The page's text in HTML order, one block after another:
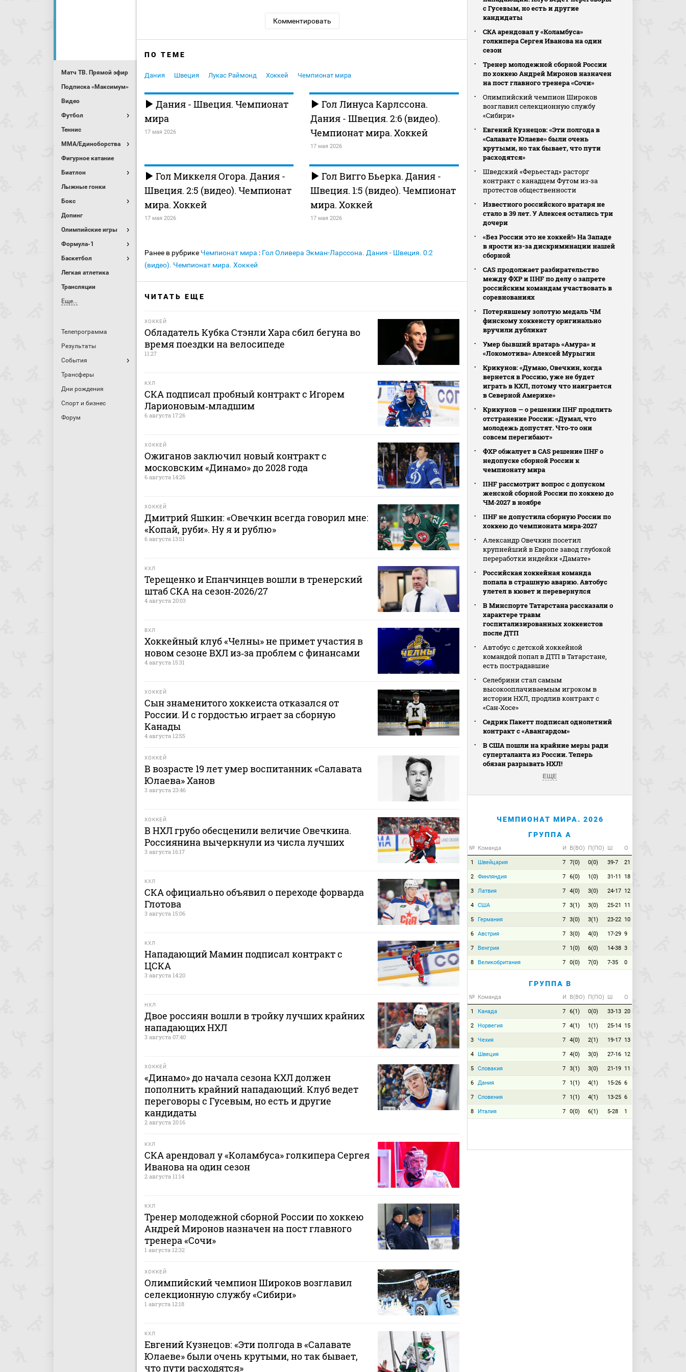
Матч ТВ. Прямой эфир
Подписка «Максимум»
Видео
Футбол
Теннис
MMA/Единоборства
Фигурное катание
Биатлон
Лыжные гонки
Бокс
Допинг
Олимпийские игры
Формула-1
Баскетбол
Легкая атлетика
Трансляции
Еще...
Телепрограмма
Результаты
События
Трансферы
Дни рождения
Спорт и бизнес
Форум
Комментировать
ПО ТЕМЕ
Дания Швеция Лукас Раймонд Хоккей Чемпионат мира
Дания - Швеция. Чемпионат
мира
17 мая 2026
Гол Линуса Карлссона.
Дания - Швеция. 2:6 (видео).
Чемпионат мира. Хоккей
17 мая 2026
Гол Миккеля Огора. Дания -
Швеция. 2:5 (видео). Чемпионат
мира. Хоккей
17 мая 2026
Гол Вигго Бьерка. Дания -
Швеция. 1:5 (видео). Чемпионат
мира. Хоккей
17 мая 2026
Ранее в рубрике Чемпионат мира : Гол Оливера Экман-Ларссона. Дания - Швеция. 0:2
(видео). Чемпионат мира. Хоккей
ЧИТАТЬ ЕЩЕ
ХОККЕЙ
Обладатель Кубка Стэнли Хара сбил бегуна во
время поездки на велосипеде
11:27
КХЛ
СКА подписал пробный контракт с Игорем
Ларионовым‑младшим
6 августа 17:26
ХОККЕЙ
Ожиганов заключил новый контракт с
московским «Динамо» до 2028 года
6 августа 14:26
ХОККЕЙ
Дмитрий Яшкин: «Овечкин всегда говорил мне:
«Копай, руби». Ну я и рублю»
6 августа 13:51
КХЛ
Терещенко и Епанчинцев вошли в тренерский
штаб СКА на сезон‑2026/27
4 августа 20:03
ВХЛ
Хоккейный клуб «Челны» не примет участия в
новом сезоне ВХЛ из‑за проблем с финансами
4 августа 15:31
ХОККЕЙ
Сын знаменитого хоккеиста отказался от
России. И с гордостью играет за сборную
Канады
4 августа 12:55
ХОККЕЙ
В возрасте 19 лет умер воспитанник «Салавата
Юлаева» Ханов
3 августа 23:46
ХОККЕЙ
В НХЛ грубо обесценили величие Овечкина.
Россиянина вычеркнули из числа лучших
3 августа 16:17
КХЛ
СКА официально объявил о переходе форварда
Глотова
3 августа 15:06
КХЛ
Нападающий Мамин подписал контракт с
ЦСКА
3 августа 14:20
НХЛ
Двое россиян вошли в тройку лучших крайних
нападающих НХЛ
3 августа 07:40
ХОККЕЙ
«Динамо» до начала сезона КХЛ должен
пополнить крайний нападающий. Клуб ведет
переговоры с Гусевым, но есть и другие
кандидаты
2 августа 20:16
КХЛ
СКА арендовал у «Коламбуса» голкипера Сергея
Иванова на один сезон
2 августа 11:14
КХЛ
Тренер молодежной сборной России по хоккею
Андрей Миронов назначен на пост главного
тренера «Сочи»
1 августа 12:32
ХОККЕЙ
Олимпийский чемпион Широков возглавил
селекционную службу «Сибири»
1 августа 12:18
КХЛ
Евгений Кузнецов: «Эти полгода в «Салавате
Юлаеве» были очень крутыми, но так бывает,
что пути расходятся»
с Гусевым, но есть и другие
кандидаты
СКА арендовал у «Коламбуса»
голкипера Сергея Иванова на один
сезон
Тренер молодежной сборной России
по хоккею Андрей Миронов назначен
на пост главного тренера «Сочи»
Олимпийский чемпион Широков
возглавил селекционную службу
«Сибири»
Евгений Кузнецов: «Эти полгода в
«Салавате Юлаеве» были очень
крутыми, но так бывает, что пути
расходятся»
Шведский «Ферьестад» расторг
контракт с канадцем Футом из‑за
протестов общественности
Известного российского вратаря не
стало в 39 лет. У Алексея остались три
дочери
«Без России это не хоккей!» На Западе
в ярости из-за дискриминации нашей
сборной
CAS продолжает разбирательство
между ФХР и IIHF по делу о запрете
российским командам участвовать в
соревнованиях
Потерявшему золотую медаль ЧМ
финскому хоккеисту оригинально
вручили дубликат
Умер бывший вратарь «Амура» и
«Локомотива» Алексей Мурыгин
Крикунов: «Думаю, Овечкин, когда
вернется в Россию, уже не будет
играть в КХЛ, потому что наиграется
в Северной Америке»
Крикунов — о решении IIHF продлить
отстранение России: «Думал, что
молодежь допустят. Что‑то они
совсем перегибают»
ФХР обжалует в CAS решение IIHF о
недопуске сборной России к
чемпионату мира
IIHF рассмотрит вопрос с допуском
женской сборной России по хоккею до
ЧМ‑2027 в ноябре
IIHF не допустила сборную России по
хоккею до чемпионата мира‑2027
Александр Овечкин посетил
крупнейший в Европе завод глубокой
переработки индейки «Дамате»
Российская хоккейная команда
попала в страшную аварию. Автобус
улетел в кювет и перевернулся
В Минспорте Татарстана рассказали о
характере травм
госпитализированных хоккеистов
после ДТП
Автобус с детской хоккейной
командой попал в ДТП в Татарстане,
есть пострадавшие
Селебрини стал самым
высокооплачиваемым игроком в
истории НХЛ, продлив контракт с
«Сан‑Хосе»
Седрик Пакетт подписал однолетний
контракт с «Авангардом»
В США пошли на крайние меры ради
суперталанта из России. Теперь
обязан разрывать НХЛ!
ЕЩЕ
ЧЕМПИОНАТ МИРА. 2026
ГРУППА A
№ Команда И В(ВО) П(ПО) Ш О
1 Швейцария 7 7(0) 0(0) 39-7 21
2 Финляндия 7 6(0) 1(0) 31-11 18
3 Латвия 7 4(0) 3(0) 24-17 12
4 США 7 3(1) 3(0) 25-21 11
5 Германия 7 3(0) 3(1) 23-22 10
6 Австрия 7 3(0) 4(0) 17-29 9
7 Венгрия 7 1(0) 6(0) 14-38 3
8 Великобритания 7 0(0) 7(0) 7-35 0
ГРУППА B
№ Команда И В(ВО) П(ПО) Ш О
1 Канада 7 6(1) 0(0) 33-13 20
2 Норвегия 7 4(1) 1(1) 25-14 15
3 Чехия 7 4(0) 2(1) 19-17 13
4 Швеция 7 4(0) 3(0) 27-16 12
5 Словакия 7 3(1) 3(0) 21-19 11
6 Дания 7 1(1) 4(1) 15-26 6
7 Словения 7 1(1) 4(1) 13-25 6
8 Италия 7 0(0) 6(1) 5-28 1